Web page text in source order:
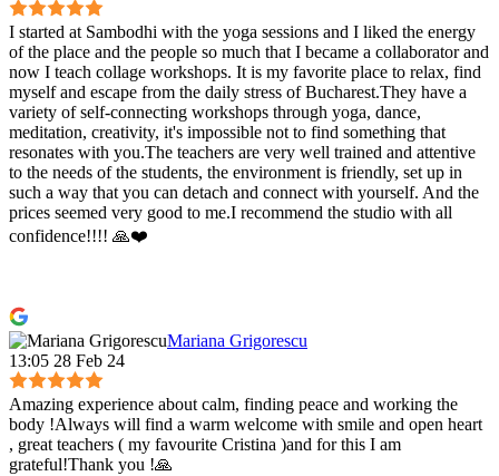
I started at Sambodhi with the yoga sessions and I liked the energy
of the place and the people so much that I became a collaborator and
now I teach collage workshops. It is my favorite place to relax, find
myself and escape from the daily stress of Bucharest.They have a
variety of self-connecting workshops through yoga, dance,
meditation, creativity, it's impossible not to find something that
resonates with you.The teachers are very well trained and attentive
to the needs of the students, the environment is friendly, set up in
such a way that you can detach and connect with yourself. And the
prices seemed very good to me.I recommend the studio with all
confidence!!!! 🙏❤️
Mariana Grigorescu
13:05 28 Feb 24
Amazing experience about calm, finding peace and working the
body !Always will find a warm welcome with smile and open heart
, great teachers ( my favourite Cristina )and for this I am
grateful!Thank you !🙏